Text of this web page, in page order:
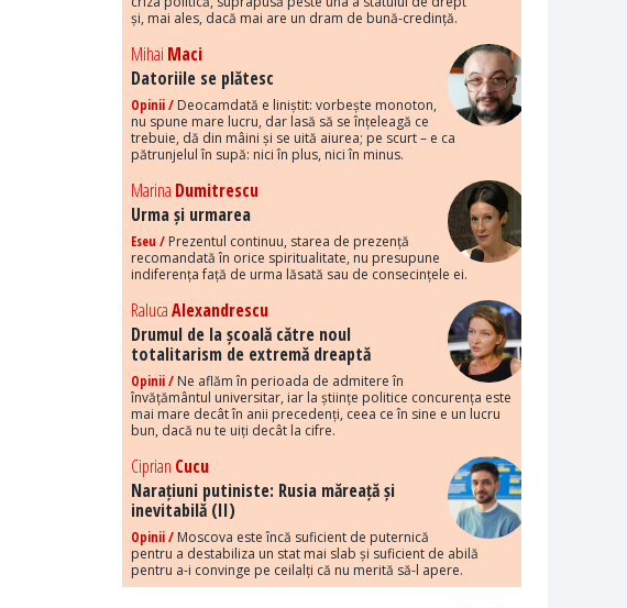
și, mai ales, dacă mai are un dram de bună-credință.
Mihai Maci
Datoriile se plătesc
Opinii / Deocamdată e liniștit: vorbește monoton,
nu spune mare lucru, dar lasă să se înțeleagă ce
trebuie, dă din mâini și se uită aiurea; pe scurt – e ca
pătrunjelul în supă: nici în plus, nici în minus.
Marina Dumitrescu
Urma și urmarea
Eseu / Prezentul continuu, starea de prezență
recomandată în orice spiritualitate, nu presupune
indiferența față de urma lăsată sau de consecințele ei.
RalucaAlexandrescu
Drumul de la școală către noul
totalitarism de extremă dreaptă
Opinii / Ne aflăm în perioada de admitere în
învățământul universitar, iar la științe politice concurența este
mai mare decât în anii precedenți, ceea ce în sine e un lucru
bun, dacă nu te uiți decât la cifre.
Ciprian Cucu
Narațiuni putiniste: Rusia măreață și
inevitabilă (II)
Opinii / Moscova este încă suficient de puternică
pentru a destabiliza un stat mai slab și suficient de abilă
pentru a-i convinge pe ceilalți că nu merită să-l apere.